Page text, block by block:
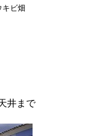
キビ畑
井まで